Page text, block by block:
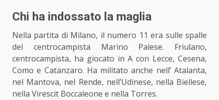
Chi ha indossato la maglia
Nella partita di Milano, il numero 11 era sulle spalle
del centrocampista Marino Palese. Friulano,
centrocampista, ha giocato in A con Lecce, Cesena,
Como e Catanzaro. Ha militato anche nell’ Atalanta,
nel Mantova, nel Rende, nell’Udinese, nella Biellese,
nella Virescit Boccaleone e nella Torres.